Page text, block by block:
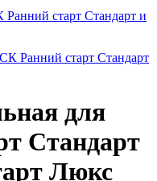
старт Стандарт и
для
Стандарт
Люкс